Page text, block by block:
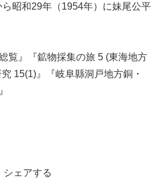
昭和29年（1954年）に妹尾公平
覧』『鉱物採集の旅 5 (東海地方
15(1)』『岐阜縣洞戸地方銅・
シェアする